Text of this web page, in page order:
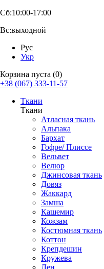
Сб:10:00-17:00
Вс:выходной
Рус
Укр
Корзина пуста (0)
+38 (067) 333-11-57
Ткани
Ткани
Атласная ткань
Альпака
Бархат
Гофре/ Плиссе
Вельвет
Велюр
Джинсовая ткань
Довяз
Жаккард
Замша
Кашемир
Кожзам
Костюмная ткань
Коттон
Крепдешин
Кружева
Лен